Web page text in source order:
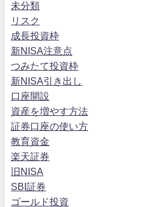
未分類
リスク
成長投資枠
新NISA注意点
つみたて投資枠
新NISA引き出し
口座開設
資産を増やす方法
証券口座の使い方
教育資金
楽天証券
旧NISA
SBI証券
ゴールド投資